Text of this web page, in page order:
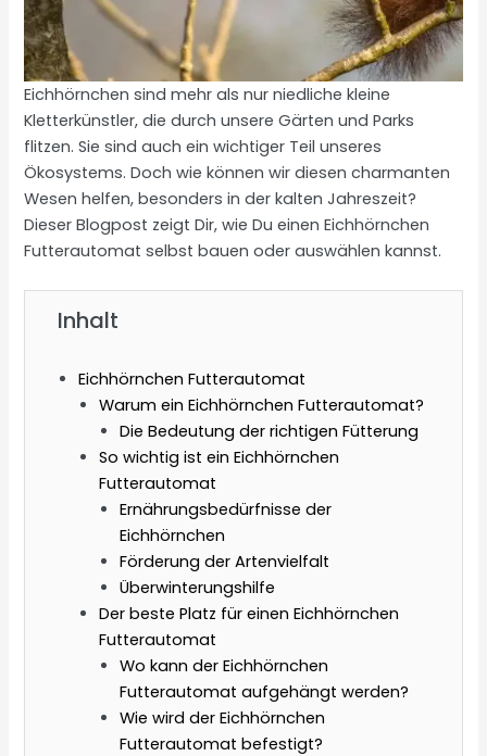
Eichhörnchen sind mehr als nur niedliche kleine
Kletterkünstler, die durch unsere Gärten und Parks
flitzen. Sie sind auch ein wichtiger Teil unseres
Ökosystems. Doch wie können wir diesen charmanten
Wesen helfen, besonders in der kalten Jahreszeit?
Dieser Blogpost zeigt Dir, wie Du einen Eichhörnchen
Futterautomat selbst bauen oder auswählen kannst.
Inhalt
Eichhörnchen Futterautomat
Warum ein Eichhörnchen Futterautomat?
Die Bedeutung der richtigen Fütterung
So wichtig ist ein Eichhörnchen
Futterautomat
Ernährungsbedürfnisse der
Eichhörnchen
Förderung der Artenvielfalt
Überwinterungshilfe
Der beste Platz für einen Eichhörnchen
Futterautomat
Wo kann der Eichhörnchen
Futterautomat aufgehängt werden?
Wie wird der Eichhörnchen
Futterautomat befestigt?